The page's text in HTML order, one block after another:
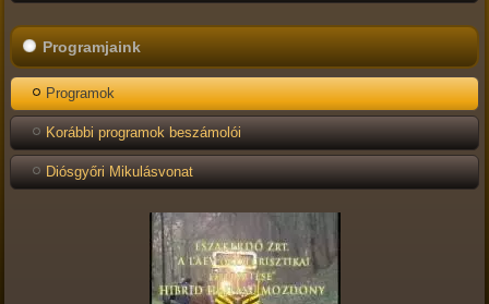
Programjaink
Programok
Korábbi programok beszámolói
Diósgyőri Mikulásvonat